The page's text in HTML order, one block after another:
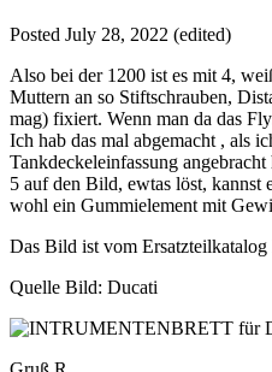
Posted July 28, 2022 (edited)
Also bei der 1200 ist es mit 4,
Muttern an so Stiftschrauben,
mag) fixiert. Wenn man da das
Ich hab das mal abgemacht , als
Tankdeckeleinfassung
5 auf den Bild, ewtas löst, kannst
wohl ein Gummielement mit
Das Bild ist vom
Quelle Bild: Ducati